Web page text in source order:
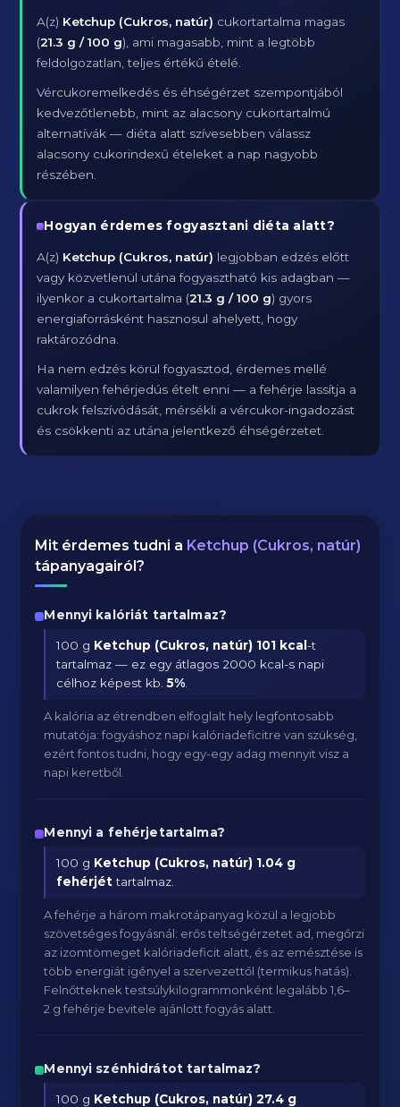
A(z) Ketchup (Cukros, natúr) cukortartalma magas
(21.3 g / 100 g), ami magasabb, mint a legtöbb
feldolgozatlan, teljes értékű ételé.
Vércukoremelkedés és éhségérzet szempontjából
kedvezőtlenebb, mint az alacsony cukortartalmú
alternatívák — diéta alatt szívesebben válassz
alacsony cukorindexű ételeket a nap nagyobb
részében.
Hogyan érdemes fogyasztani diéta alatt?
A(z) Ketchup (Cukros, natúr) legjobban edzés előtt
vagy közvetlenül utána fogyasztható kis adagban —
ilyenkor a cukortartalma (21.3 g / 100 g) gyors
energiaforrásként hasznosul ahelyett, hogy
raktározódna.
Ha nem edzés körül fogyasztod, érdemes mellé
valamilyen fehérjedús ételt enni — a fehérje lassítja a
cukrok felszívódását, mérsékli a vércukor-ingadozást
és csökkenti az utána jelentkező éhségérzetet.
Mit érdemes tudni a Ketchup (Cukros, natúr)
tápanyagairól?
Mennyi kalóriát tartalmaz?
100 g Ketchup (Cukros, natúr) 101 kcal-t
tartalmaz — ez egy átlagos 2000 kcal-s napi
célhoz képest kb.5%
A kalória az étrendben elfoglalt hely legfontosabb
mutatója: fogyáshoz napi kalóriadeficitre van szükség,
ezért fontos tudni, hogy egy-egy adag mennyit visz a
napi keretből.
Mennyi a fehérjetartalma?
100 g Ketchup (Cukros, natúr) 1.04 g
fehérjéttartalmaz.
A fehérje a három makrotápanyag közül a legjobb
szövetséges fogyásnál: erős teltségérzetet ad, megőrzi
az izomtömeget kalóriadeficit alatt, és az emésztése is
több energiát igényel a szervezettől (termikus hatás).
Felnőtteknek testsúlykilogrammonként legalább 1,6–
2 g fehérje bevitele ajánlott fogyás alatt.
Mennyi szénhidrátot tartalmaz?
100 g Ketchup (Cukros, natúr) 27.4 g